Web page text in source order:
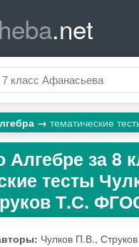
.net
тематические
Алгебре за 8
тесты
Т.С.
Чулков П.В.,